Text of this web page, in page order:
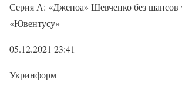
Серия А: «Дженоа» Шевченко без шансов
«Ювентусу»
05.12.2021 23:41
Укринформ